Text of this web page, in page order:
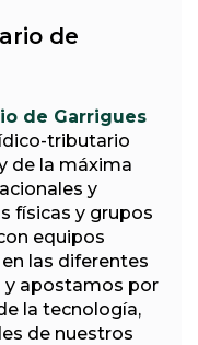
de
de Garrigues
tributario
de la máxima
y
físicas y grupos
equipos
las diferentes
y apostamos por
la tecnología,
de nuestros